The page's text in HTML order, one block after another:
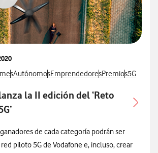
prensa relacionados con
más notas de prensa relacionados con
Ver más notas de prensa relacionados con
AutónomosVer más notas de prensa
EmprendedoresVer más notas de
PremiosVer más
5G
la II edición del ‘Reto
de cada categoría podrán ser
piloto 5G de Vodafone e, incluso, crear